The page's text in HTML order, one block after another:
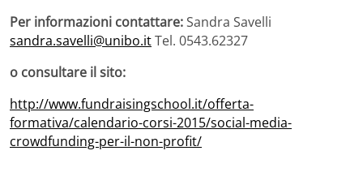
Per informazioni contattare:Sandra Savelli
sandra.savelli@unibo.itTel. 0543.62327
o consultare il sito:
http://www.fundraisingschool.it/offerta-
formativa/calendario-corsi-2015/social-media-
crowdfunding-per-il-non-profit/